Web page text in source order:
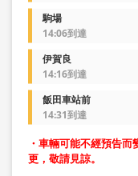
駒場
14:06到達
伊賀良
14:16到達
飯田車站前
14:31到達
・車輛可能不經預告
更，敬請見諒。